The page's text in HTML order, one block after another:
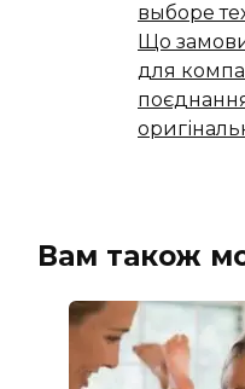
выборе
Що
для
Вам також